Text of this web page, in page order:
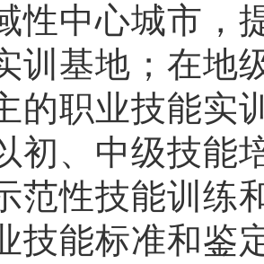
性中心城市，
训基地；在地
的职业技能实
初、中级技能
范性技能训练
技能标准和鉴